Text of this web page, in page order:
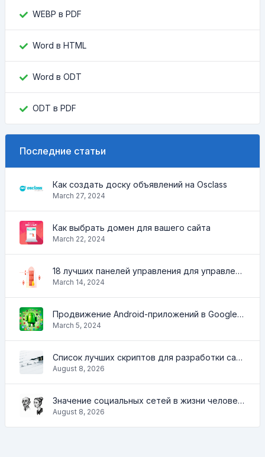
WEBP в PDF
Word в HTML
Word в ODT
ODT в PDF
Последние статьи
Как создать доску объявлений на Osclass
March 27, 2024
Как выбрать домен для вашего сайта
March 22, 2024
18 лучших панелей управления для управления VPS
March 14, 2024
Продвижение Android-приложений в Google Play Market: эффективные инструменты и стратегии
March 5, 2024
Список лучших скриптов для разработки сайтов
August 8, 2026
Значение социальных сетей в жизни человека
August 8, 2026